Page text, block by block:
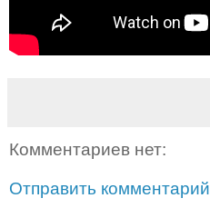
Комментариев нет:
Отправить комментарий